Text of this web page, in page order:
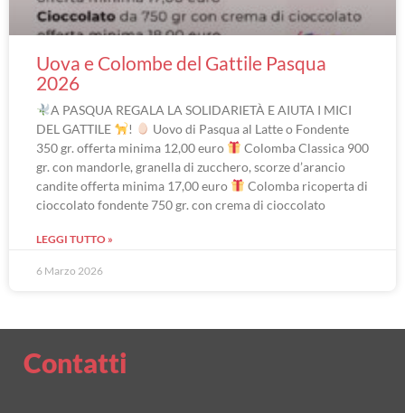
Uova e Colombe del Gattile Pasqua
2026
A PASQUA REGALA LA SOLIDARIETÀ E AIUTA I MICI
DEL GATTILE
!
Uovo di Pasqua al Latte o Fondente
350 gr. offerta minima 12,00 euro
Colomba Classica 900
gr. con mandorle, granella di zucchero, scorze d’arancio
candite offerta minima 17,00 euro
Colomba ricoperta di
cioccolato fondente 750 gr. con crema di cioccolato
LEGGI TUTTO »
6 Marzo 2026
Contatti